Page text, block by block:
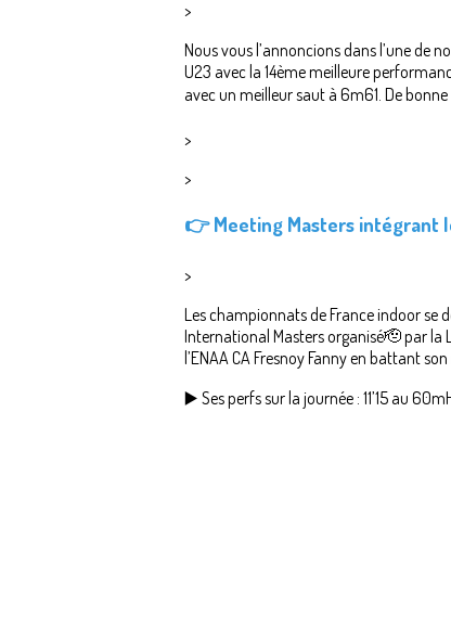
>
Nous vous l’annoncions dans l’une de
U23 avec la 14ème meilleure
avec un meilleur saut à 6m61. De
>
>
👉Meeting Masters intégrant
>
Les championnats de France indoor se
International Masters organisé🫡 par la
l’ENAA CA Fresnoy Fanny en battant
▶️ Ses perfs sur la journée : 11’15 au